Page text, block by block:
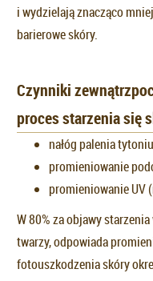
i wydzielają znacząco
barierowe skóry.
Czynniki
proces starzenia się
nałóg palenia
promieniowanie
promieniowanie UV
W 80% za objawy
twarzy, odpowiada
fotouszkodzenia skóry